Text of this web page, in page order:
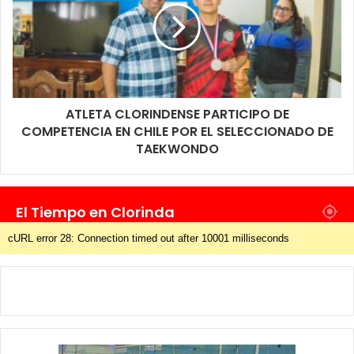
ATLETA CLORINDENSE PARTICIPO DE
COMPETENCIA EN CHILE POR EL SELECCIONADO DE
TAEKWONDO
El Tiempo en Clorinda
cURL error 28: Connection timed out after 10001 milliseconds